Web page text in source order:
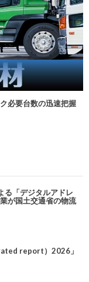
必要台数の迅速把握
る「デジタルアドレ
が国土交通省の物流
report）2026」